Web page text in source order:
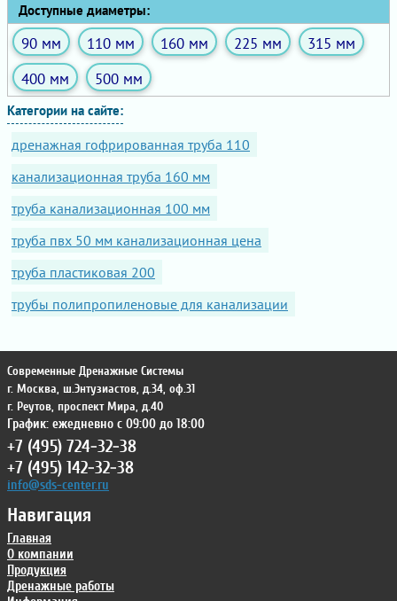
Доступные диаметры:
90 мм 110 мм 160 мм 225 мм
315 мм
400 мм
500 мм
Категории на сайте:
дренажная гофрированная труба 110
канализационная труба 160 мм
труба канализационная 100 мм
труба пвх 50 мм канализационная цена
труба пластиковая 200
трубы полипропиленовые для канализации
Навигация
Главная
О компании
Продукция
Дренажные работы
Современные Дренажные Системы
г. Москва, ш.Энтузиастов, д.34, оф.31
г. Реутов, проспект Мира, д.40
График: ежедневно с 09:00 до 18:00
+7 (495) 724-32-38
+7 (495) 142-32-38
info@sds-center.ru